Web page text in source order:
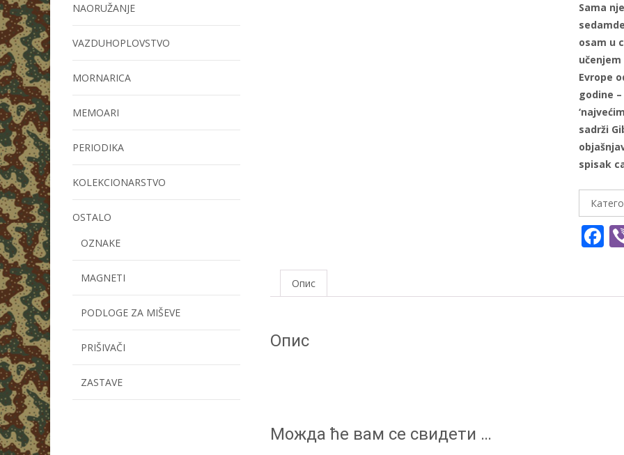
Sama
osam u
Evrope
godine
sadrži
spisak
F
b
Опис
Опис
Можда ће вам се свидети …
NAORUŽANJE
VAZDUHOPLOVSTVO
MORNARICA
MEMOARI
PERIODIKA
KOLEKCIONARSTVO
OSTALO
OZNAKE
MAGNETI
PODLOGE ZA MIŠEVE
PRIŠIVAČI
ZASTAVE